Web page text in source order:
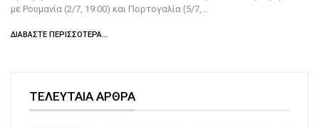
με Ρουμανία (2/7, 19:00) και Πορτογαλία (5/7,…
ΔΙΑΒΆΣΤΕ ΠΕΡΙΣΣΌΤΕΡΑ...
ΤΕΛΕΥΤΑΙΑ ΑΡΘΡΑ